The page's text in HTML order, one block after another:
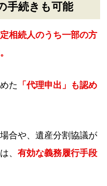
手続きも可能
相続人のうち一部の方
た 「代理申出」も認め
合や、遺産分割協議が
、 有効な義務履行手段